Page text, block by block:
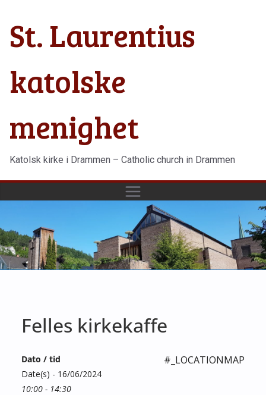
innholdet
St. Laurentius
katolske
menighet
Katolsk kirke i Drammen – Catholic church in Drammen
Felles kirkekaffe
#_LOCATIONMAP
Dato / tid
Date(s) - 16/06/2024
10:00 - 14:30